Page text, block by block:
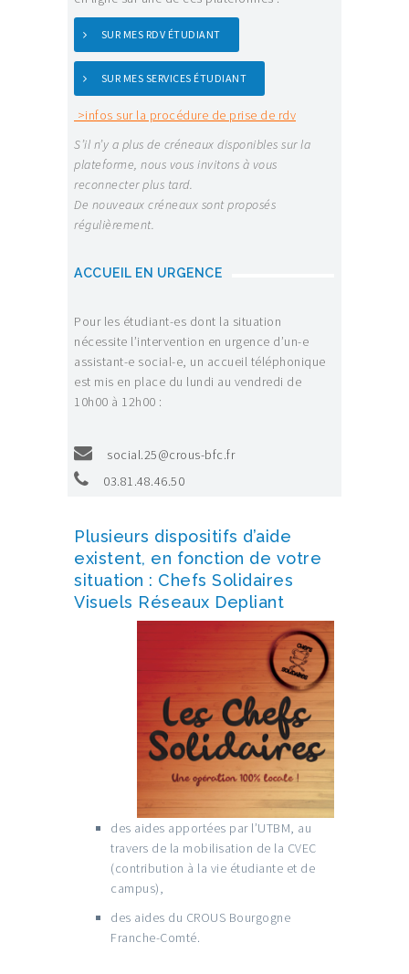
SUR MES RDV ÉTUDIANT
SUR MES SERVICES ÉTUDIANT
>infos sur la procédure de prise de rdv
S’il n’y a plus de créneaux disponibles sur la
plateforme, nous vous invitons à vous
reconnecter plus tard.
De nouveaux créneaux sont proposés
régulièrement.
ACCUEIL EN URGENCE
Pour les étudiant-es dont la situation
nécessite l’intervention en urgence d’un-e
assistant-e social-e, un accueil téléphonique
est mis en place du lundi au vendredi de
10h00 à 12h00 :
social.25@crous-bfc.fr
03.81.48.46.50
Plusieurs dispositifs d’aide
existent, en fonction de votre
situation : Chefs Solidaires
Visuels Réseaux Depliant
des aides apportées par l’UTBM, au
travers de la mobilisation de la CVEC
(contribution à la vie étudiante et de
campus),
des aides du CROUS Bourgogne
Franche-Comté.